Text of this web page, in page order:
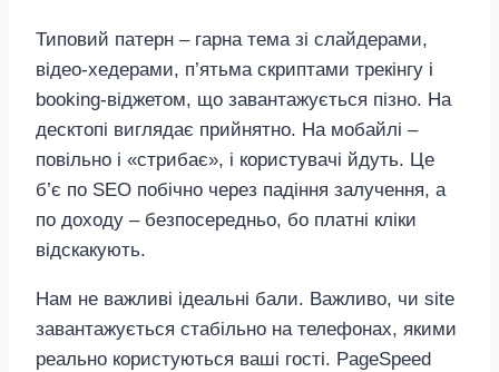
Типовий патерн – гарна тема зі слайдерами,
відео‑хедерами, п’ятьма скриптами трекінгу і
booking‑віджетом, що завантажується пізно. На
десктопі виглядає прийнятно. На мобайлі –
повільно і «стрибає», і користувачі йдуть. Це
б’є по SEO побічно через падіння залучення, а
по доходу – безпосередньо, бо платні кліки
відскакують.
Нам не важливі ідеальні бали. Важливо, чи site
завантажується стабільно на телефонах, якими
реально користуються ваші гості. PageSpeed